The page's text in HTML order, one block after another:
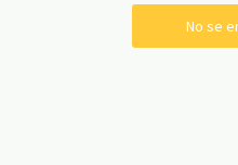
No se